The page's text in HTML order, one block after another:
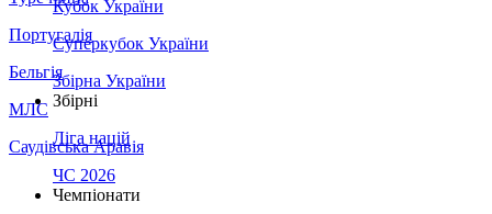
Португалія
Бельгія
МЛС
Саудівська Аравія
Кубок України
Суперкубок України
Збірна України
Збірні
Ліга націй
ЧС 2026
Чемпіонати